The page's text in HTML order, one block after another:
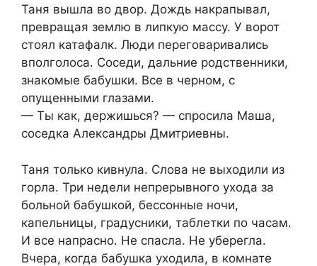
Таня вышла во двор. Дождь накрапывал,
превращая землю в липкую массу. У ворот
стоял катафалк. Люди переговаривались
вполголоса. Соседи, дальние родственники,
знакомые бабушки. Все в черном, с
опущенными глазами.
— Ты как, держишься? — спросила Маша,
соседка Александры Дмитриевны.
Таня только кивнула. Слова не выходили из
горла. Три недели непрерывного ухода за
больной бабушкой, бессонные ночи,
капельницы, градусники, таблетки по часам.
И все напрасно. Не спасла. Не уберегла.
Вчера, когда бабушка уходила, в комнате